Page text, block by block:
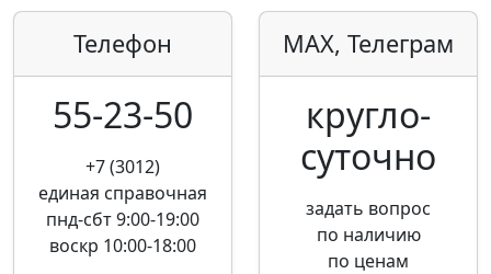
Телефон
55-23-50
+7 (3012)
единая справочная
пнд-сбт 9:00-19:00
воскр 10:00-18:00
MAX, Телеграм
кругло­
суточно
задать вопрос
по наличию
по ценам